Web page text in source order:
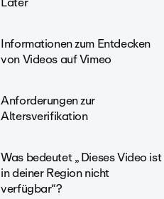
Informationen zum Entdecken
von Videos auf Vimeo
Anforderungen zur
Altersverifikation
Was bedeutet „ Dieses Video ist
in deiner Region nicht
verfügbar“?